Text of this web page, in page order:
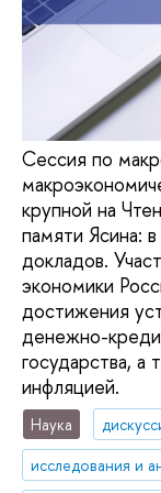
Сессия по
крупной на
памяти Ясина:
докладов.
экономики
достижения
денежно-
государства, а
инфляцией.
Наука
исследования и